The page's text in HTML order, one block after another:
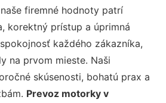
firemné hodnoty patrí
korektný prístup a úprimná
každého zákazníka,
na prvom mieste. Naši
skúsenosti, bohatú prax a
Prevoz motorky v